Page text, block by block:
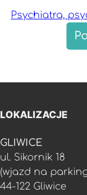
Psychiatra,
LOKALIZACJE
GLIWICE
ul. Sikornik 18
(wjazd na
44-122 Gliwice